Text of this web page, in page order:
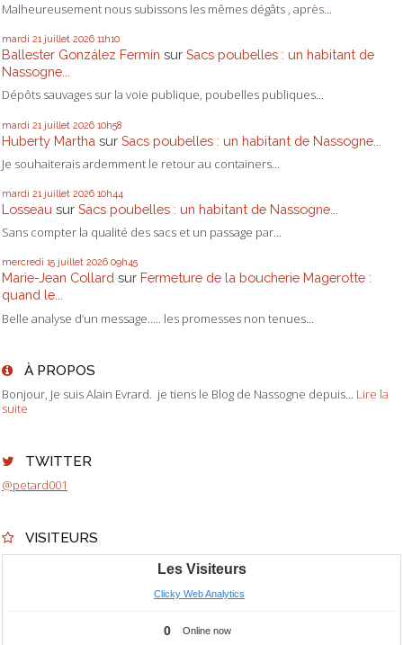
Malheureusement nous subissons les mêmes dégâts , après...
mardi 21 juillet 2026 11h10
Ballester González Fermín sur Sacs poubelles : un habitant de
Nassogne...
Dépôts sauvages sur la voie publique, poubelles publiques...
mardi 21 juillet 2026 10h58
Huberty Martha sur Sacs poubelles : un habitant de Nassogne...
Je souhaiterais ardemment le retour au containers...
mardi 21 juillet 2026 10h44
Losseau sur Sacs poubelles : un habitant de Nassogne...
Sans compter la qualité des sacs et un passage par...
mercredi 15 juillet 2026 09h45
Marie-Jean Collard sur Fermeture de la boucherie Magerotte :
quand le...
Belle analyse d’un message….. les promesses non tenues...
À PROPOS
Bonjour, Je suis Alain Evrard. je tiens le Blog de Nassogne depuis... Lire la
suite
TWITTER
@petard001
VISITEURS